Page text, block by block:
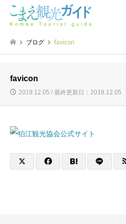
ブログ favicon
favicon
2019.12.05 / 最終更新日：2019.12.05